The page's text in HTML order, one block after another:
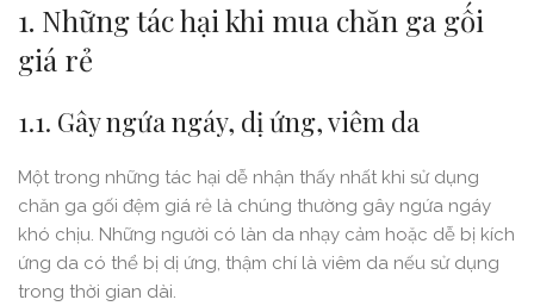
1. Những tác hại khi mua chăn ga gối
giá rẻ
1.1. Gây ngứa ngáy, dị ứng, viêm da
Một trong những tác hại dễ nhận thấy nhất khi sử dụng
chăn ga gối đệm giá rẻ là chúng thường gây ngứa ngáy
khó chịu. Những người có làn da nhạy cảm hoặc dễ bị kích
ứng da có thể bị dị ứng, thậm chí là viêm da nếu sử dụng
trong thời gian dài.